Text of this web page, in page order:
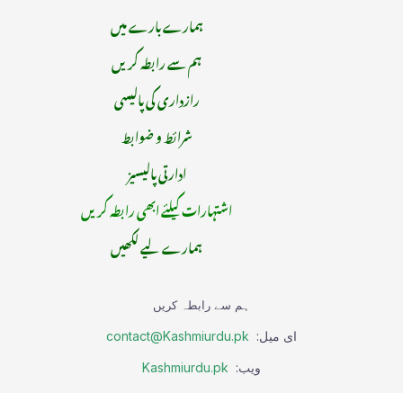
ہمارے بارے میں
ہم سے رابطہ کریں
رازداری کی پالیسی
شرائط و ضوابط
ادارتی پالیسیز
اشتہارات کیلئے ابھی رابطہ کریں
ہمارے لیے لکھیں
ہم سے رابطہ کریں
ای میل: contact@Kashmiurdu.pk
ویب: Kashmiurdu.pk